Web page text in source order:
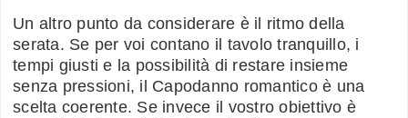
Un altro punto da considerare è il ritmo della
serata. Se per voi contano il tavolo tranquillo, i
tempi giusti e la possibilità di restare insieme
senza pressioni, il Capodanno romantico è una
scelta coerente. Se invece il vostro obiettivo è